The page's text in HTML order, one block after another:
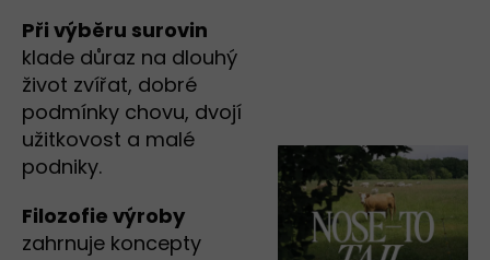
Při výběru surovin
klade důraz na dlouhý
život zvířat, dobré
podmínky chovu, dvojí
užitkovost a malé
podniky.
Filozofie výroby
zahrnuje koncepty